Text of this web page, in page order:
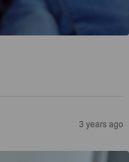
3 years ago